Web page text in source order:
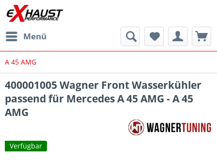
Menü
A 45 AMG
400001005 Wagner Front Wasserkühler
passend für Mercedes A 45 AMG - A 45
AMG
Verfügbar